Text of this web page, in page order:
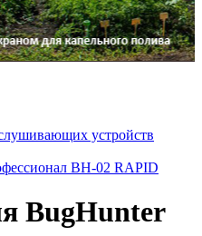
устройств
BH-02 RAPID
BugHunter